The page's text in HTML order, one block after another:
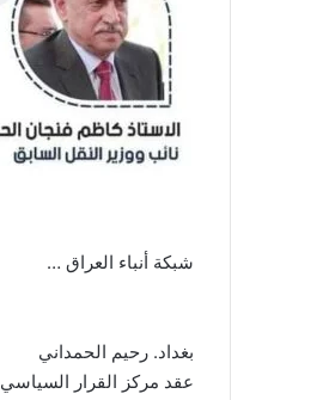
شبكة أنباء العراق …
بغداد. رحيم الحمداني
عقد مركز القرار